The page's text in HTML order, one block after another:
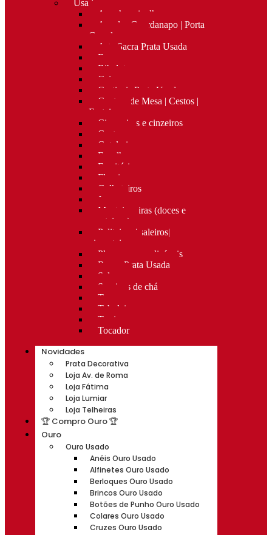
Usado
Apanha migalhas
Argolas Guardanapo | Porta
Guardanapos
Arte Sacra Prata Usada
Bar
Bibelots
Caixas
Castiçais Prata Usada
Centros de Mesa | Cestos |
Fruteiras
Cigarreiras e cinzeiros
Costura
Cutelaria
Espelhos
Escritório
Floreiras
Galheteiros
Jarras
Manteigueiras (doces e
manteigas)
Paliteiros | saleiros|
pimenteiros
Placas personalizáveis
Rocas Prata Usada
Salvas
Serviços de chá
Taças
Tabuleiros
Terrinas
Tocador
Novidades
Prata Decorativa
Loja Av. de Roma
Loja Fátima
Loja Lumiar
Loja Telheiras
🏆 Compro Ouro 🏆
Ouro
Ouro Usado
Anéis Ouro Usado
Alfinetes Ouro Usado
Berloques Ouro Usado
Brincos Ouro Usado
Botões de Punho Ouro Usado
Colares Ouro Usado
Cruzes Ouro Usado